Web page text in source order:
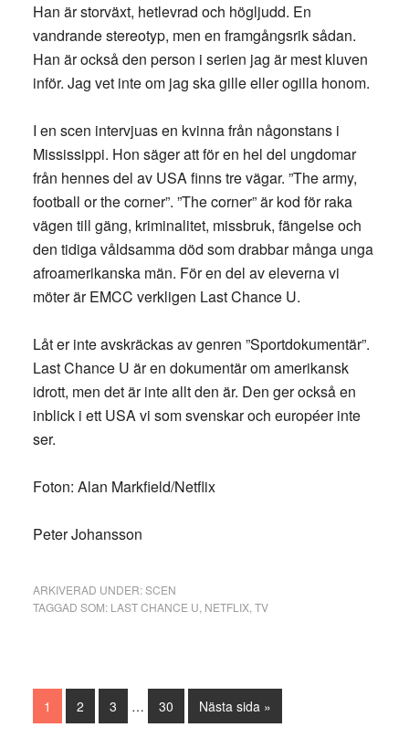
Han är storväxt, hetlevrad och högljudd. En
vandrande stereotyp, men en framgångsrik sådan.
Han är också den person i serien jag är mest kluven
inför. Jag vet inte om jag ska gille eller ogilla honom.
I en scen intervjuas en kvinna från någonstans i
Mississippi. Hon säger att för en hel del ungdomar
från hennes del av USA finns tre vägar. ”The army,
football or the corner”. ”The corner” är kod för raka
vägen till gäng, kriminalitet, missbruk, fängelse och
den tidiga våldsamma död som drabbar många unga
afroamerikanska män. För en del av eleverna vi
möter är EMCC verkligen Last Chance U.
Låt er inte avskräckas av genren ”Sportdokumentär”.
Last Chance U är en dokumentär om amerikansk
idrott, men det är inte allt den är. Den ger också en
inblick i ett USA vi som svenskar och européer inte
ser.
Foton: Alan Markfield/Netflix
Peter Johansson
ARKIVERAD UNDER:SCEN
TAGGAD SOM: LAST CHANCE U NETFLIX, TV
Sida
1 Sida
2 Sida
3
Interimistiska
… Sida
30
Go
to
Nästa sida »